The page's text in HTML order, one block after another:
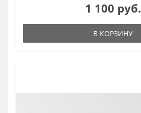
1 100 руб.
В КОРЗИНУ